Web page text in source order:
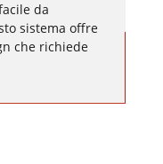
da
sistema offre
che richiede